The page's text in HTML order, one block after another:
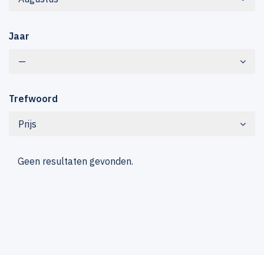
Jaar
—
Trefwoord
Prijs
Geen resultaten gevonden.